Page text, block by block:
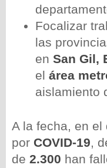
Focalizar
las
en San Gil,
el área
aislamiento
A la fecha, en el
por COVID-19,
de 2.300 han